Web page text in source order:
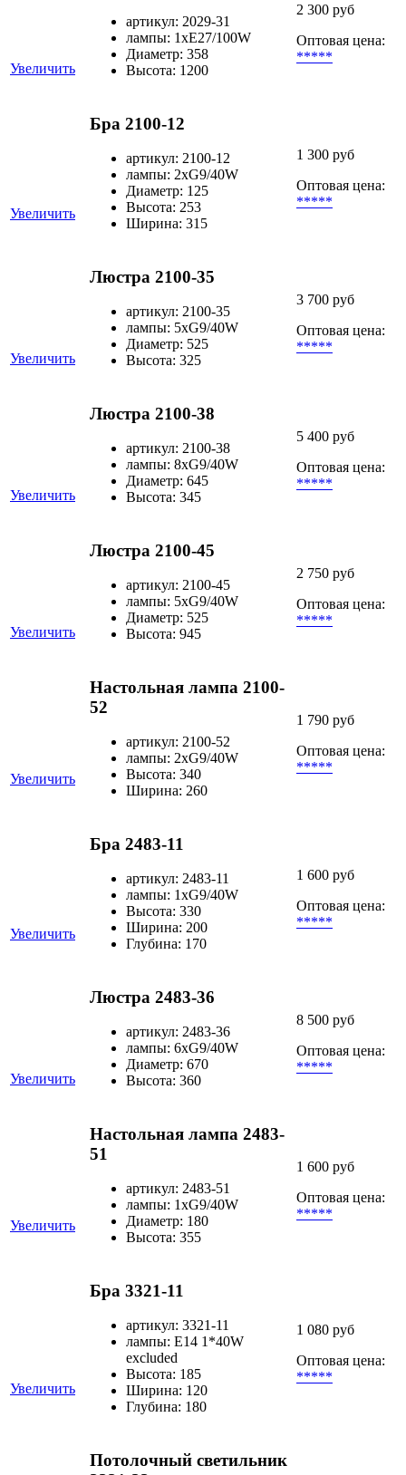
Увеличить
артикул: 2029-31
лампы: 1хЕ27/100W
Диаметр: 358
Высота: 1200
2 300 руб
Оптовая цена:
*****
Увеличить
Бра 2100-12
артикул: 2100-12
лампы: 2xG9/40W
Диаметр: 125
Высота: 253
Ширина: 315
1 300 руб
Оптовая цена:
*****
Увеличить
Люстра 2100-35
артикул: 2100-35
лампы: 5xG9/40W
Диаметр: 525
Высота: 325
3 700 руб
Оптовая цена:
*****
Увеличить
Люстра 2100-38
артикул: 2100-38
лампы: 8xG9/40W
Диаметр: 645
Высота: 345
5 400 руб
Оптовая цена:
*****
Увеличить
Люстра 2100-45
артикул: 2100-45
лампы: 5xG9/40W
Диаметр: 525
Высота: 945
2 750 руб
Оптовая цена:
*****
Увеличить
Настольная лампа 2100-
52
артикул: 2100-52
лампы: 2xG9/40W
Высота: 340
Ширина: 260
1 790 руб
Оптовая цена:
*****
Увеличить
Бра 2483-11
артикул: 2483-11
лампы: 1хG9/40W
Высота: 330
Ширина: 200
Глубина: 170
1 600 руб
Оптовая цена:
*****
Увеличить
Люстра 2483-36
артикул: 2483-36
лампы: 6хG9/40W
Диаметр: 670
Высота: 360
8 500 руб
Оптовая цена:
*****
Увеличить
Настольная лампа 2483-
51
артикул: 2483-51
лампы: 1хG9/40W
Диаметр: 180
Высота: 355
1 600 руб
Оптовая цена:
*****
Увеличить
Бра 3321-11
артикул: 3321-11
лампы: E14 1*40W
excluded
Высота: 185
Ширина: 120
Глубина: 180
1 080 руб
Оптовая цена:
*****
Потолочный светильник